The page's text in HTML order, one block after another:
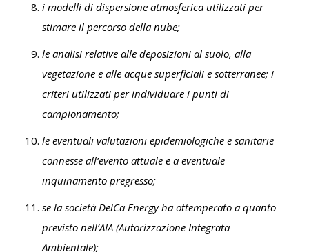
i modelli di dispersione atmosferica utilizzati per
stimare il percorso della nube;
le analisi relative alle deposizioni al suolo, alla
vegetazione e alle acque superficiali e sotterranee; i
criteri utilizzati per individuare i punti di
campionamento;
le eventuali valutazioni epidemiologiche e sanitarie
connesse all’evento attuale e a eventuale
inquinamento pregresso;
se la società DelCa Energy ha ottemperato a quanto
previsto nell’AIA (Autorizzazione Integrata
Ambientale);